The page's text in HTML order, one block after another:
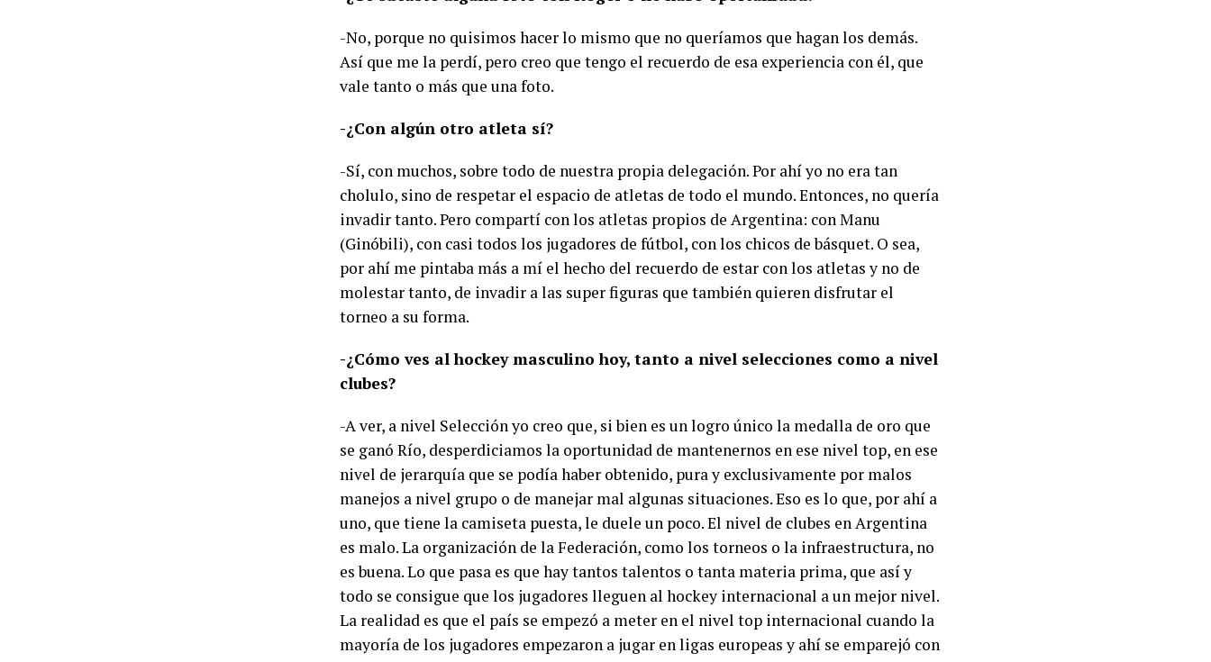
-No, porque no quisimos hacer lo mismo que no queríamos que hagan los demás.
Así que me la perdí, pero creo que tengo el recuerdo de esa experiencia con él, que
vale tanto o más que una foto.
-¿Con algún otro atleta sí?
-Sí, con muchos, sobre todo de nuestra propia delegación. Por ahí yo no era tan
cholulo, sino de respetar el espacio de atletas de todo el mundo. Entonces, no quería
invadir tanto. Pero compartí con los atletas propios de Argentina: con Manu
(Ginóbili), con casi todos los jugadores de fútbol, con los chicos de básquet. O sea,
por ahí me pintaba más a mí el hecho del recuerdo de estar con los atletas y no de
molestar tanto, de invadir a las super figuras que también quieren disfrutar el
torneo a su forma.
-¿Cómo ves al hockey masculino hoy, tanto a nivel selecciones como a nivel
clubes?
-A ver, a nivel Selección yo creo que, si bien es un logro único la medalla de oro que
se ganó Río, desperdiciamos la oportunidad de mantenernos en ese nivel top, en ese
nivel de jerarquía que se podía haber obtenido, pura y exclusivamente por malos
manejos a nivel grupo o de manejar mal algunas situaciones. Eso es lo que, por ahí a
uno, que tiene la camiseta puesta, le duele un poco. El nivel de clubes en Argentina
es malo. La organización de la Federación, como los torneos o la infraestructura, no
es buena. Lo que pasa es que hay tantos talentos o tanta materia prima, que así y
todo se consigue que los jugadores lleguen al hockey internacional a un mejor nivel.
La realidad es que el país se empezó a meter en el nivel top internacional cuando la
mayoría de los jugadores empezaron a jugar en ligas europeas y ahí se emparejó con